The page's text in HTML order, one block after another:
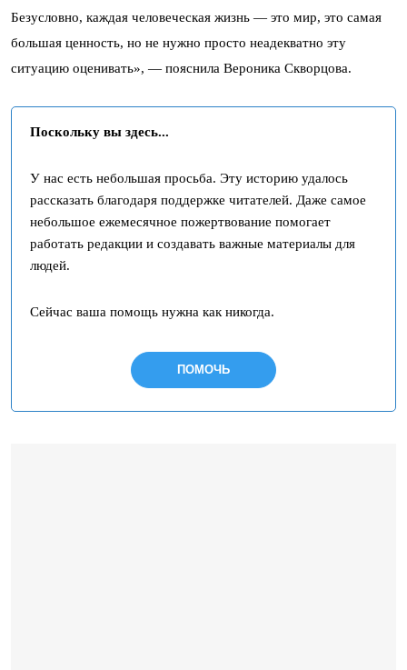
Безусловно, каждая человеческая жизнь — это мир, это самая
большая ценность, но не нужно просто неадекватно эту
ситуацию оценивать», — пояснила Вероника Скворцова.
Поскольку вы здесь...
У нас есть небольшая просьба. Эту историю удалось
рассказать благодаря поддержке читателей. Даже самое
небольшое ежемесячное пожертвование помогает
работать редакции и создавать важные материалы для
людей.
Сейчас ваша помощь нужна как никогда.
ПОМОЧЬ